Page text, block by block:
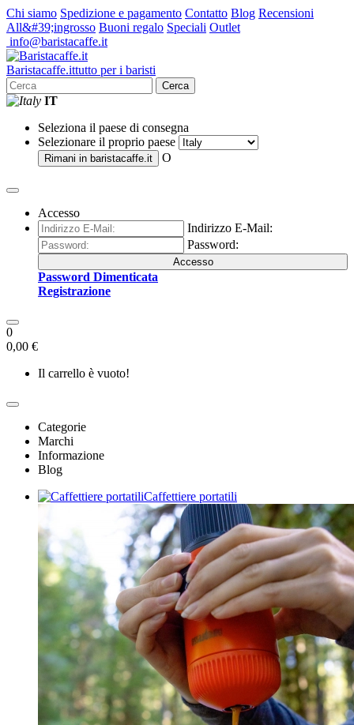
Chi siamo Spedizione e pagamento Contatto Blog Recensioni
All&#39;ingrosso Buoni regalo Speciali Outlet
info@baristacaffe.it
Baristacaffe.ittutto per i baristi
Cerca
IT
Seleziona il paese di consegna
Selezionare il proprio paese
Rimani in baristacaffe.it O
Accesso
Indirizzo E-Mail:
Password:
Accesso
Password Dimenticata
Registrazione
0
0,00 €
Il carrello è vuoto!
Categorie
Marchi
Informazione
Blog
Caffettiere portatili